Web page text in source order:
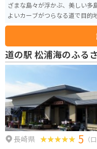
ざまな島々が浮かぶ、美しい多
よいカーブがつらなる道で目的
麗なスポットです。
道の駅 松浦海のふる
長崎県 5 （